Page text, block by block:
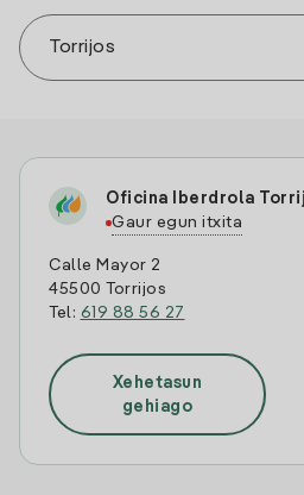
Oficina Iberdrola
Gaur egun itxita
Calle Mayor 2
45500 Torrijos
Tel: 619 88 56 27
Xehetasun
gehiago